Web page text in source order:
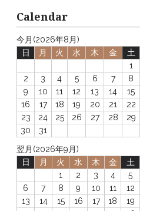
Calendar
今月(2026年8月)
日
月 火 水 木 金
土
1
2
3 4 5 6 7
8
9
10 11 12 13 14
15
16
17 18 19 20 21
22
23
24 25 26 27 28
29
30
31
翌月(2026年9月)
日
月 火 水 木 金
土
1
2 3 4
5
6
7 8 9 10 11
12
13
14 15 16 17 18
19